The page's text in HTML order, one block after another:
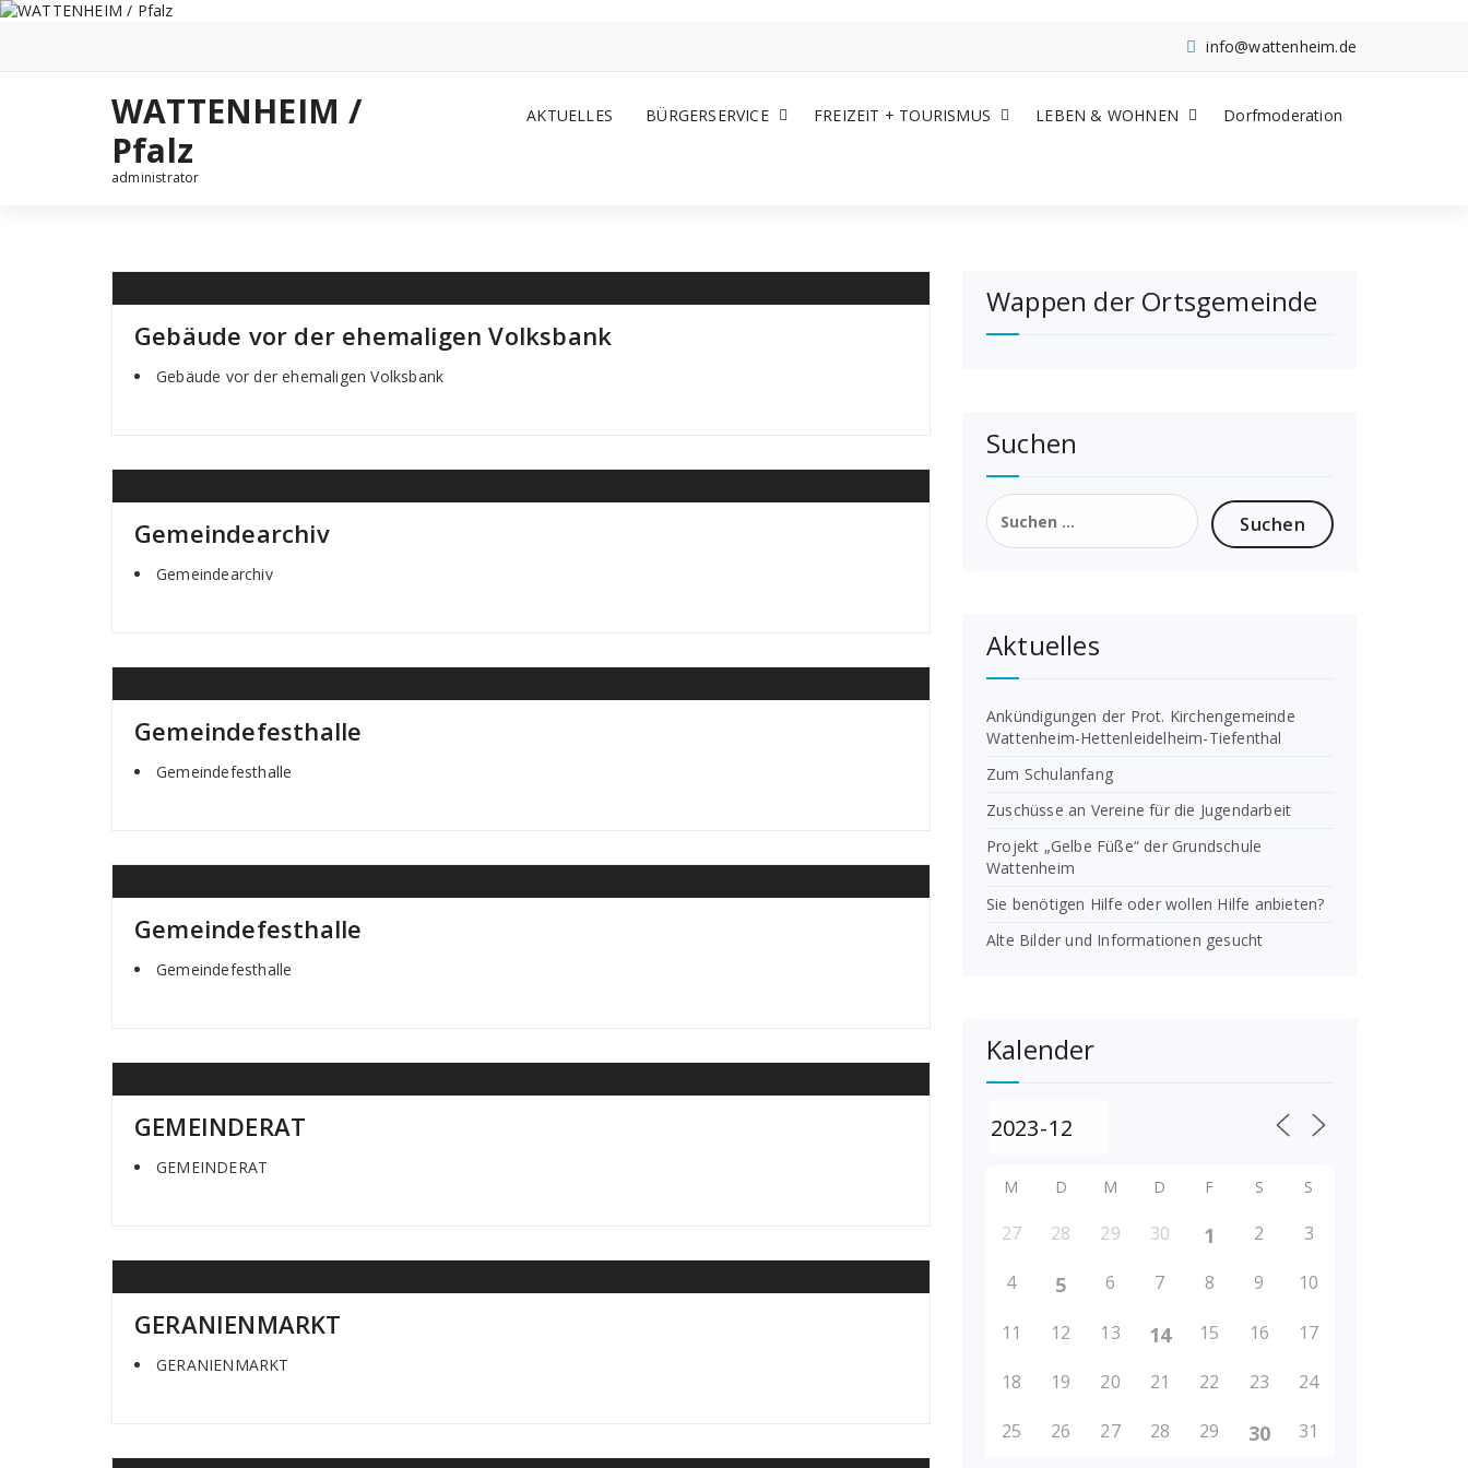
Zum
info@wattenheim.de
WATTENHEIM /
Pfalz
administrator
AKTUELLES BÜRGERSERVICE FREIZEIT + TOURISMUS LEBEN & WOHNEN Dorfmoderation
Gebäude vor der ehemaligen Volksbank
Gebäude vor der ehemaligen Volksbank
Gemeindearchiv
Gemeindearchiv
Gemeindefesthalle
Gemeindefesthalle
Gemeindefesthalle
Gemeindefesthalle
GEMEINDERAT
GEMEINDERAT
GERANIENMARKT
GERANIENMARKT
Wappen der Ortsgemeinde
Suchen
Suchen
nach:
Aktuelles
Ankündigungen der Prot. Kirchengemeinde
Wattenheim-Hettenleidelheim-Tiefenthal
Zum Schulanfang
Zuschüsse an Vereine für die Jugendarbeit
Projekt „Gelbe Füße“ der Grundschule
Wattenheim
Sie benötigen Hilfe oder wollen Hilfe anbieten?
Alte Bilder und Informationen gesucht
Kalender
M D M D F S S
27 28 29 30 1 2 3
4 5 6 7 8 9 10
11 12 13 14 15 16 17
18 19 20 21 22 23 24
25 26 27 28 29 30 31